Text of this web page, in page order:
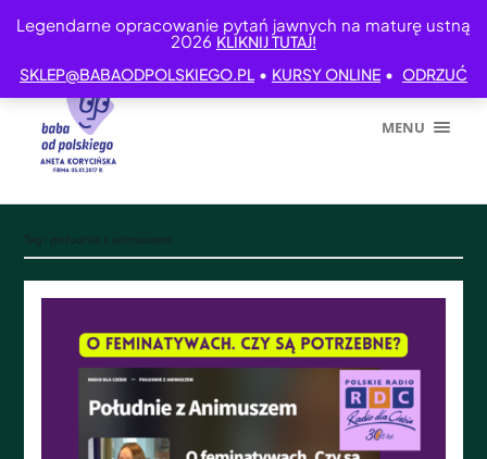
Legendarne opracowanie pytań jawnych na maturę ustną
2026 KLIKNIJ TUTAJ!
SKLEP@BABAODPOLSKIEGO.PL • KURSY ONLINE • ODRZUĆ
MENU